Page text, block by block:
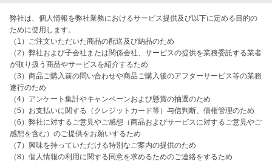
弊社は、個人情報を弊社業務におけるサービス提供及び以下に定める目的の
ために使用します。
（1）ご注文いただいた商品の配送及び納品のため
（2）弊社および子会社または関係会社、サービスの提供を業務委託する業者
が取り扱う商品やサービスを紹介するため
（3）商品ご購入前の問い合わせや商品ご購入後のアフターサービス等の業務
遂行のため
（4）アンケート集計やキャンペーンおよび懸賞の抽選のため
（5）お支払いに関する（クレジットカード等）与信判断、債権管理のため
（6）弊社に対するご意見やご感想（商品およびサービスに対するご意見やご
感想を含む）のご提供をお願いするため
（7）興味を持っていただける特別なご案内の提供のため
（8）個人情報の利用に関する同意を求めるためのご連絡をするため